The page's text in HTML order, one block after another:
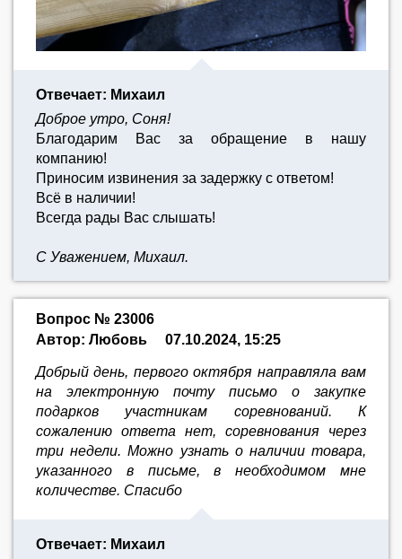
Отвечает: Михаил
Доброе утро, Соня!
Благодарим Вас за обращение в нашу
компанию!
Приносим извинения за задержку с ответом!
Всё в наличии!
Всегда рады Вас слышать!
С Уважением, Михаил.
Вопрос № 23006
Автор: Любовь
07.10.2024, 15:25
Добрый день, первого октября направляла вам
на электронную почту письмо о закупке
подарков участникам соревнований. К
сожалению ответа нет, соревнования через
три недели. Можно узнать о наличии товара,
указанного в письме, в необходимом мне
количестве. Спасибо
Отвечает: Михаил